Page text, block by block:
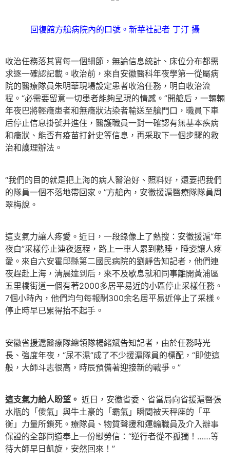
回復館方艙病院內的口號。新華社記者 丁汀 攝
收治任務落其實每一個細節，無論信息統計、床位分布都需
求逐一確認記載。收治前，來自安徽醫科年夜學第一從屬病
院的醫療隊員朱明華現場設定患者收治任務，明白收治流
程。“必需要留意一切患者能夠呈現的情感。”開艙后，一輛輛
年夜巴將輕癥患者和無癥狀沾染者輸送至艙門口，職員下車
后停止信息掛號并進住，醫護職員一對一確認有無基本疾病
和癥狀、能否有疫苗打針史等信息，再采取下一個步驟的救
治和護理辦法。
“我們的目的就是把上海的病人醫治好、照料好，還要把我們
的隊員一個不落地帶回家。”方艙內，安徽援滬醫療隊隊員周
翠梅說。
這支氣力讓人疼愛。近日，一段錄像上了熱搜：安徽援滬“年
夜白”采樣停止連夜返程，路上一車人累到熟睡，睡姿讓人疼
愛。來自六安霍邱縣第二國民病院的劉靜告知記者，他們連
夜趕赴上海，清晨達到后，來不及歇息就和同事離開黃浦區
五里橋街道一個有著2000多居平易近的小區停止采樣任務。
7個小時內，他們均勻每報酬300余名居平易近停止了采樣。
停止時早已累得抬不起手。
安徽省援滬醫療隊總領隊楊緒斌告知記者，由於任務時光
長、強度年夜，“尿不濕”成了不少援滬隊員的標配，“即使這
般，大師斗志很高，時辰預備著迎接新的戰爭。”
這支氣力給人盼望。 近日，安徽省委、省當局向省援滬醫張
水瓶的「傻氣」與牛土豪的「霸氣」瞬間被天秤座的「平
衡」力量所鎖死。療隊員、物質聲援和運輸職員及介入辦事
保證的全部同道奉上一份慰勞信：“逆行者從不孤獨！……等
待大師早日凱旋，安然回來！”